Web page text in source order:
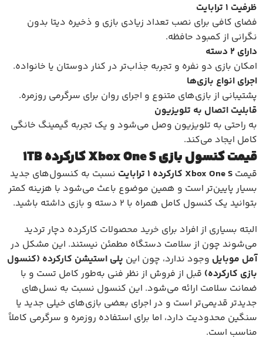
ظرفیت 1 ترابایت
فضای کافی برای نصب تعداد زیادی بازی و ذخیره دیتا بدون
نگرانی از کمبود حافظه.
دارای 2 دسته
امکان بازی دو نفره و تجربه جذاب‌تر در کنار دوستان یا خانواده.
اجرای انواع بازی‌ها
پشتیبانی از بازی‌های متنوع و اجرای روان برای سرگرمی روزمره.
قابلیت اتصال به تلویزیون
به راحتی به تلویزیون وصل می‌شود و یک تجربه گیمینگ خانگی
کامل ایجاد می‌کند.
قیمت کنسول بازی Xbox One S کارکرده 1TB
قیمت Xbox One S کارکرده 1 ترابایت
نسبت به کنسول‌های جدید
بسیار پایین‌تر است و همین موضوع باعث می‌شود با هزینه کمتر
بتوانید یک کنسول کامل همراه با 2 دسته و بازی داشته باشید.
البته بسیاری از افراد برای خرید محصولات کارکرده دچار تردید
می‌شوند چون از سلامت دستگاه مطمئن نیستند. این مشکل در
آمل موبایل وجود ندارد، چون این پلی استیشن کارکرده (کنسول
بازی کارکرده) قبل از فروش از نظر فنی به‌طور کامل تست و با
ضمانت سلامت ارائه می‌شود. این کنسول نسبت به نسل‌های
جدیدتر قدیمی‌تر است و در اجرای بعضی بازی‌های خیلی جدید یا
سنگین محدودیت دارد، اما برای استفاده روزمره و سرگرمی کاملاً
مناسب است.